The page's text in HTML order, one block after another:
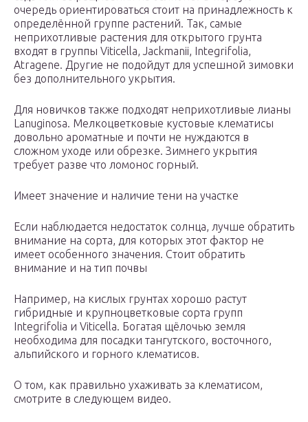
очередь ориентироваться стоит на принадлежность к
определённой группе растений. Так, самые
неприхотливые растения для открытого грунта
входят в группы Viticella, Jackmanii, Integrifolia,
Atragene. Другие не подойдут для успешной зимовки
без дополнительного укрытия.
Для новичков также подходят неприхотливые лианы
Lanuginosa. Мелкоцветковые кустовые клематисы
довольно ароматные и почти не нуждаются в
сложном уходе или обрезке. Зимнего укрытия
требует разве что ломонос горный.
Имеет значение и наличие тени на участке
Если наблюдается недостаток солнца, лучше обратить
внимание на сорта, для которых этот фактор не
имеет особенного значения. Стоит обратить
внимание и на тип почвы
Например, на кислых грунтах хорошо растут
гибридные и крупноцветковые сорта групп
Integrifolia и Viticella. Богатая щёлочью земля
необходима для посадки тангутского, восточного,
альпийского и горного клематисов.
О том, как правильно ухаживать за клематисом,
смотрите в следующем видео.